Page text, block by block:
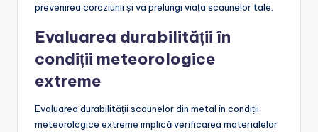
prevenirea coroziunii și va prelungi viața scaunelor tale.
Evaluarea durabilității în
condiții meteorologice
extreme
Evaluarea durabilității scaunelor din metal în condiții
meteorologice extreme implică verificarea materialelor